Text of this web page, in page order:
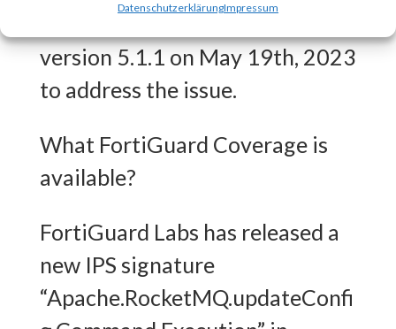
DatenschutzerklärungImpressum
version 5.1.1 on May 19th, 2023
to address the issue.
What FortiGuard Coverage is
available?
FortiGuard Labs has released a
new IPS signature
“Apache.RocketMQ.updateConfi